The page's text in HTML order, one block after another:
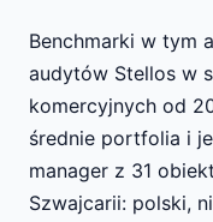
Benchmarki w tym
audytów Stellos w
komercyjnych od
średnie portfolia i
manager z 31
Szwajcarii: polski,